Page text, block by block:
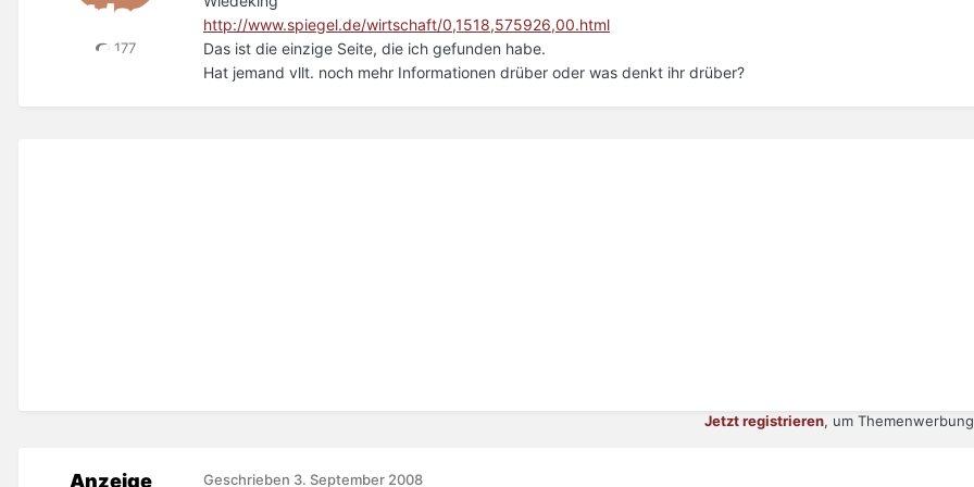
177
http://www.spiegel.de/wirtschaft/0,1518,575926,00.html
Das ist die einzige Seite, die ich gefunden habe.
Hat jemand vllt. noch mehr Informationen drüber oder was denkt ihr drüber?
Jetzt registrieren, um
Anzeige Geschrieben 3. September 2008